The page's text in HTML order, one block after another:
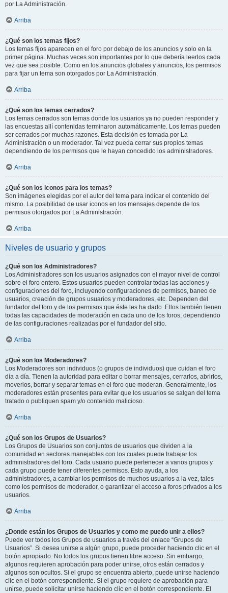
por La Administración.
Arriba
¿Qué son los temas fijos?
Los temas fijos aparecen en el foro por debajo de los anuncios y solo en la
primer página. Muchas veces son importantes por lo que debería leerlos cada
vez que sea posible. Como en los anuncios globales y anuncios, los permisos
para fijar un tema son otorgados por La Administración.
Arriba
¿Qué son los temas cerrados?
Los temas cerrados son temas donde los usuarios ya no pueden responder y
las encuestas allí contenidas terminaron automáticamente. Los temas pueden
ser cerrados por muchas razones. Esta decisión es tomada por La
Administración o un moderador. Tal vez pueda cerrar sus propios temas
dependiendo de los permisos que le hayan concedido los administradores.
Arriba
¿Qué son los iconos para los temas?
Son imágenes elegidas por el autor del tema para indicar el contenido del
mismo. La posibilidad de usar iconos en los mensajes depende de los
permisos otorgados por La Administración.
Arriba
Niveles de usuario y grupos
¿Qué son los Administradores?
Los Administradores son los usuarios asignados con el mayor nivel de control
sobre el foro entero. Estos usuarios pueden controlar todas las acciones y
configuraciones del foro, incluyendo configuraciones de permisos, baneo de
usuarios, creación de grupos usuarios y moderadores, etc. Dependen del
fundador del foro y de los permisos que éste les ha dado. Ellos también tienen
todas las capacidades de moderación en cada uno de los foros, dependiendo
de las configuraciones realizadas por el fundador del sitio.
Arriba
¿Qué son los Moderadores?
Los Moderadores son individuos (o grupos de individuos) que cuidan el foro
día a día. Tienen la autoridad para editar o borrar mensajes, cerrarlos, abrirlos,
moverlos, borrar y separar temas en el foro que moderan. Generalmente, los
moderadores están presentes para evitar que los usuarios se salgan del tema
tratado o publiquen spam y/o contenido malicioso.
Arriba
¿Qué son los Grupos de Usuarios?
Los Grupos de Usuarios son conjuntos de usuarios que dividen a la
comunidad en sectores manejables con los cuales puede trabajar los
administradores del foro. Cada usuario puede pertenecer a varios grupos y
cada grupo puede tener diferentes permisos. Esto ayuda, a los
administradores, a cambiar los permisos de muchos usuarios a la vez, tales
como los permisos de moderador, o garantizar el acceso a foros privados a los
usuarios.
Arriba
¿Donde están los Grupos de Usuarios y como me puedo unir a ellos?
Puede ver todos los Grupos de usuarios a través del enlace “Grupos de
Usuarios”. Si desea unirse a algún grupo, puede proceder haciendo clic en el
botón apropiado. No todos los grupos tienen libre acceso. Sin embargo,
algunos requieren aprobación para poder unirse, otros están cerrados y
algunos son ocultos. Si el grupo se encuentra abierto, puede unirse haciendo
clic en el botón correspondiente. Si el grupo requiere de aprobación para
unirse, puede solicitar unirse haciendo clic en el botón correspondiente. El